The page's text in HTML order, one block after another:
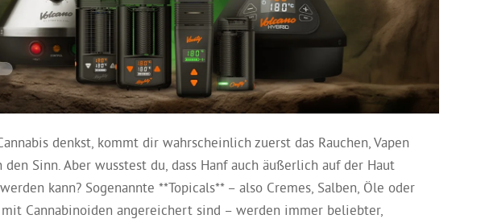
denkst, kommt dir wahrscheinlich zuerst das Rauchen, Vapen
den Sinn. Aber wusstest du, dass Hanf auch äußerlich auf der Haut
kann? Sogenannte **Topicals** – also Cremes, Salben, Öle oder
mit Cannabinoiden angereichert sind – werden immer beliebter,